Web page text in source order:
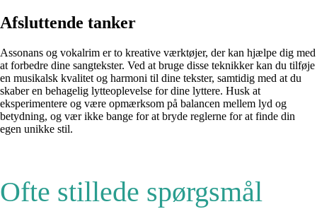
Afsluttende tanker
Assonans og vokalrim er to kreative værktøjer, der kan hjælpe dig med
at forbedre dine sangtekster. Ved at bruge disse teknikker kan du tilføje
en musikalsk kvalitet og harmoni til dine tekster, samtidig med at du
skaber en behagelig lytteoplevelse for dine lyttere. Husk at
eksperimentere og være opmærksom på balancen mellem lyd og
betydning, og vær ikke bange for at bryde reglerne for at finde din
egen unikke stil.
Ofte stillede spørgsmål